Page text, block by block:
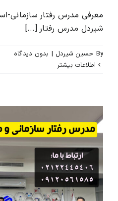
معرفی مدرس رفتار سازمانی-
شیردل مدرس رفتار [...]
By حسین شیردل | بدون ديدگاه
اطلاعات بیشتر